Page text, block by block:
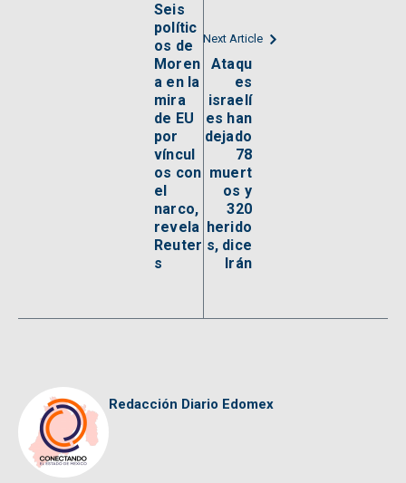
Seis
polític
os de
Moren
a en la
mira
de EU
por
víncul
os con
el
narco,
revela
Reuter
s
Next Article
Ataqu
es
israelí
es han
dejado
78
muert
os y
320
herido
s, dice
Irán
Redacción Diario Edomex